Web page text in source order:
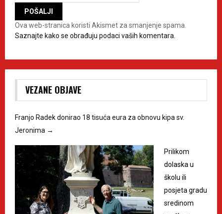
Ova web-stranica koristi Akismet za smanjenje spama.
Saznajte kako se obrađuju podaci vaših komentara.
VEZANE OBJAVE
Franjo Radek donirao 18 tisuća eura za obnovu kipa sv.
Jeronima →
Prilikom
dolaska u
školu ili
posjeta gradu
sredinom